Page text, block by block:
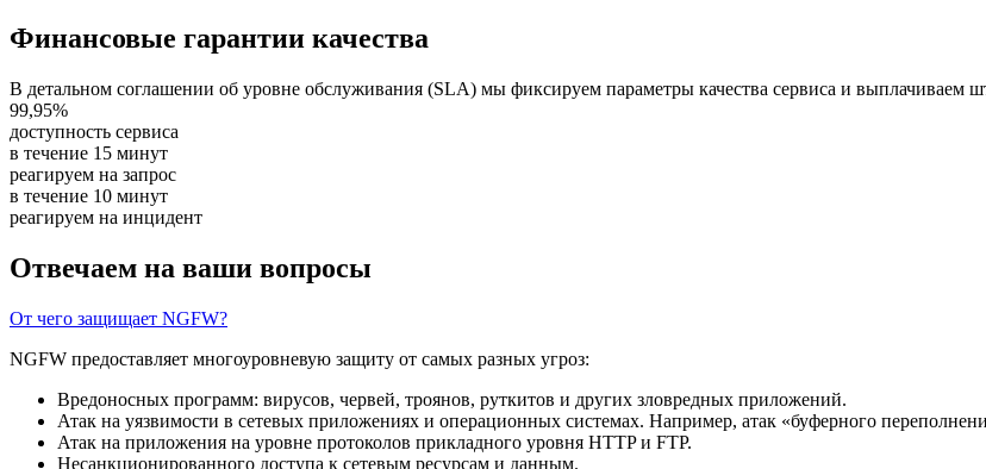
Финансовые гарантии качества
В детальном соглашении об уровне обслуживания (SLA) мы фиксируем параметры качества сервиса и выплачиваем
99,95%
доступность сервиса
в течение 15 минут
реагируем на запрос
в течение 10 минут
реагируем на инцидент
Отвечаем на ваши вопросы
От чего защищает NGFW?
NGFW предоставляет многоуровневую защиту от самых разных угроз:
Вредоносных программ: вирусов, червей, троянов, руткитов и других зловредных приложений.
Атак на уязвимости в сетевых приложениях и операционных системах. Например, атак «буферного
Атак на приложения на уровне протоколов прикладного уровня HTTP и FTP.
Несанкционированного доступа к сетевым ресурсам и данным.